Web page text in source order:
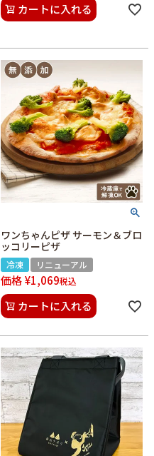
カートに入れる
ワンちゃんピザ サーモン＆ブロ
ッコリーピザ
冷凍 リニューアル
価格¥1,069税込
カートに入れる